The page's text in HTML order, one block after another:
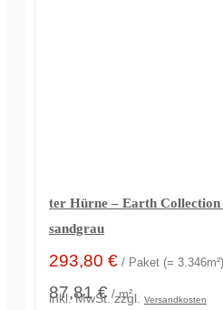
ter Hürne – Earth Collection
sandgrau
293,80 € / Paket (= 3.346m²)
87,81 € / m²
inkl. MwSt. zzgl. Versandkosten